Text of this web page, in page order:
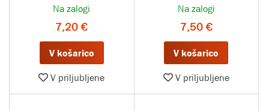
Na zalogi
7,20 €
V košarico
V priljubljene
Na zalogi
7,50 €
V košarico
V priljubljene